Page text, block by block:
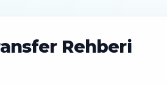
Rehberi